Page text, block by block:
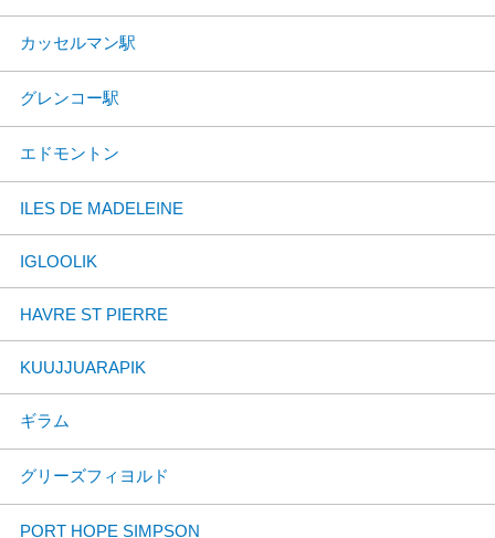
カッセルマン駅
グレンコー駅
エドモントン
ILES DE MADELEINE
IGLOOLIK
HAVRE ST PIERRE
KUUJJUARAPIK
ギラム
グリーズフィヨルド
PORT HOPE SIMPSON